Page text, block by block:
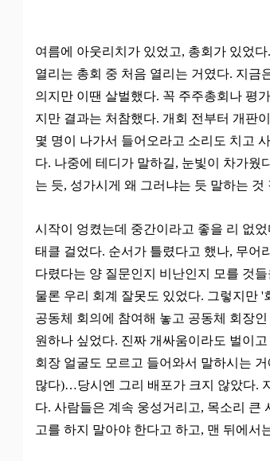
여름에 아웃리치가 있었고, 총회가 있었
열리는 총회 중 처음 열리는 거였다. 지금
의지만 이땐 살벌했다. 꼭 주주총회나 평
지만 결과는 처참했다. 개회 전부터 개판
몇 명이 나가서 들어오라고 소리도 치고
다. 나중에 테디가 말하길, 눈빛이 차가웠
는 듯, 성가시게 왜 그러냐는 듯 말하는 것
시작이 엉켰는데 중간이라고 좋을 리 없
태클 걸었다. 순서가 틀렸다고 했나, 무어
다렸다는 양 질문인지 비난인지 모를 것
물론 우리 회계 잘못도 있었다. 그렇지만
공동체 회의에 참여해 놓고 공동체 회장
원하나 싶었다. 진짜 개싸움이라도 벌이
회장 얼굴도 모르고 들어와서 말하시는
많다)…당시엔 그리 배포가 크지 않았다.
다. 사람들은 계속 웅성거리고, 목소리 큰
고를 하지 말아야 한다고 하고, 맨 뒤에